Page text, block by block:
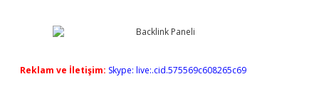
Reklam ve İletişim: Skype: live:.cid.575569c608265c69